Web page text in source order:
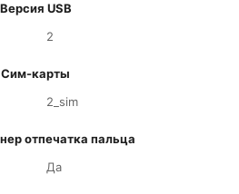
Версия USB
2
Сим-карты
2_sim
отпечатка пальца
Да